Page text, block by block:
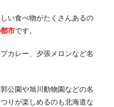
い食べ物がたくさんあるの
市です。
カレー、夕張メロンなど名
公園や旭川動物園などの名
りが楽しめるのも北海道な